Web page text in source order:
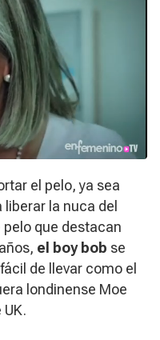
el pelo, ya sea
liberar la nuca del
que destacan
el boy bob se
de llevar como el
londinense Moe